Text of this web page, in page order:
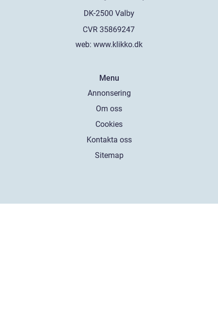
web: www.klikko.dk
Menu
Annonsering
Om oss
Cookies
Kontakta oss
Sitemap